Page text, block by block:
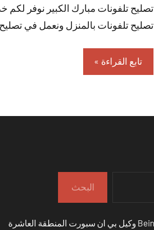
تصليح تلفونات مبارك الكبير نوفر
تصليح تلفونات بالمنزل ونعمل في
تابع القراءة
البحث